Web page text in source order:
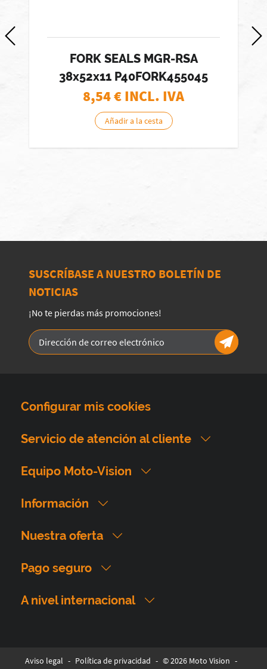
FORK SEALS MGR-RSA
38x52x11 P40FORK455045
8,54€ INCL. IVA
Añadir a la cesta
SUSCRÍBASE A NUESTRO BOLETÍN DE
NOTICIAS
¡No te pierdas más promociones!
Configurar mis cookies
Servicio de atención al cliente
Equipo Moto-Vision
Información
Nuestra oferta
Pago seguro
A nivel internacional
Aviso legal - Política de privacidad - © 2026 Moto Vision -